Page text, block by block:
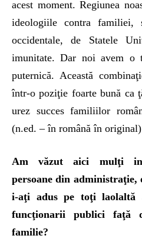
acest moment. Regiunea
ideologiile contra familiei,
occidentale, de Statele
imunitate. Dar noi avem o
puternică. Această
într-o poziţie foarte bună ca
urez succes familiilor
(n.ed. – în română în original)
Am văzut aici mulţi
persoane din
i-aţi adus pe toţi laolaltă
funcţionarii publici faţă
familie?